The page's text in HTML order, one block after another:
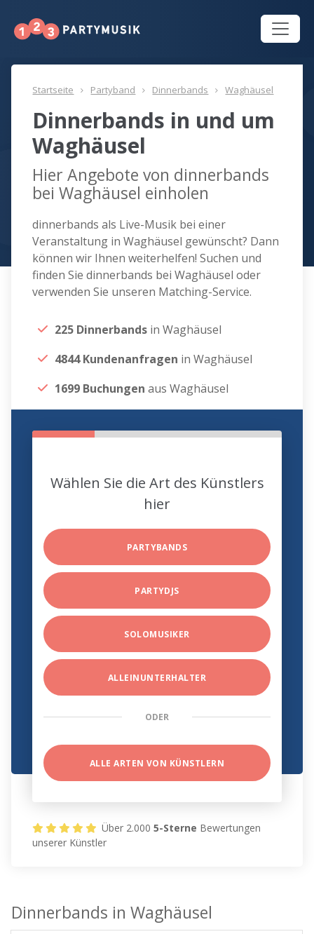
Startseite Partyband Dinnerbands Waghäusel
Dinnerbands in und um
Waghäusel
Hier Angebote von dinnerbands
bei Waghäusel einholen
dinnerbands als Live-Musik bei einer
Veranstaltung in Waghäusel gewünscht? Dann
können wir Ihnen weiterhelfen! Suchen und
finden Sie dinnerbands bei Waghäusel oder
verwenden Sie unseren Matching-Service.
225 Dinnerbands in Waghäusel
4844 Kundenanfragen in Waghäusel
1699 Buchungen aus Waghäusel
Wählen Sie die Art des Künstlers
hier
PARTYBANDS
PARTYDJS
SOLOMUSIKER
ALLEINUNTERHALTER
ODER
ALLE ARTEN VON KÜNSTLERN
Über 2.0005-Sterne Bewertungen
unserer Künstler
Dinnerbands in Waghäusel